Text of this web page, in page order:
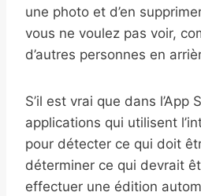
une photo et d’en
vous ne voulez pas voir,
d’autres personnes en
S’il est vrai que dans l’App
applications qui utilisent
pour détecter ce qui doit
déterminer ce qui devrait
effectuer une édition